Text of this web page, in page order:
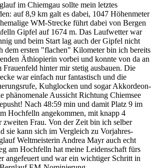
im Chiemgau sollte mein letztes
auf 8,9 km galt es dabei, 1047 Höhenmeter
WM-Strecke führt dabei von Bergen
Gipfel auf 1674 m. Das Laufwetter war
und beim Start lag auch der Gipfel nicht
dem ersten "flachen" Kilometer bin ich bereits
Äthiopierin vorbei und konnte von da an
Frauenfeld hinter mir stetig ausbauen. Die
war einfach nur fantastisch und die
Kuhglocken und sogar Akkordeon-
phänomenale Aussicht Richtung Chiemsee
Nach 48:59 min und damit Platz 9 im
Hochfelln angekommen, mit knapp 4
zweiten Frau. Von der Zeit bin ich selber
sie kann sich im Vergleich zu Vorjahres-
Weltmeisterin Andrea Mayr auch echt
am Hochfelln hat meine Leidenschaft fürs
angefeuert und war ein wichtiger Schritt in